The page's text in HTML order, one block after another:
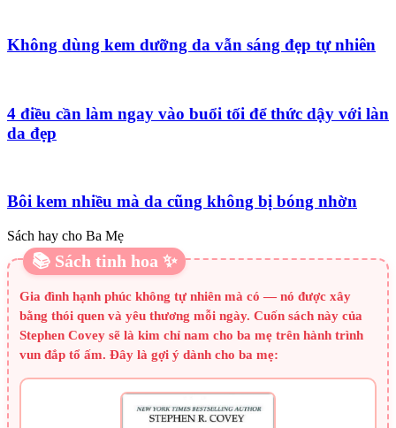
Không dùng kem dưỡng da vẫn sáng đẹp tự nhiên
4 điều cần làm ngay vào buổi tối để thức dậy với làn
da đẹp
Bôi kem nhiều mà da cũng không bị bóng nhờn
Sách hay cho Ba Mẹ
📚 Sách tinh hoa ✨
Gia đình hạnh phúc không tự nhiên mà có — nó được xây
bằng thói quen và yêu thương mỗi ngày. Cuốn sách này của
Stephen Covey sẽ là kim chỉ nam cho ba mẹ trên hành trình
vun đắp tổ ấm. Đây là gợi ý dành cho ba mẹ: